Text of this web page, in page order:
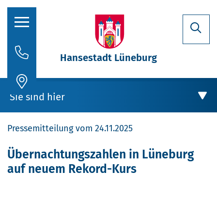
Aktuelles
Stadtporträt
Oberbürgermeisterin
Politik
Hansestadt Lüneburg
Sie sind hier
Rathaus
Pressemitteilung vom 24.11.2025
Übernachtungszahlen in Lüneburg
auf neuem Rekord-Kurs